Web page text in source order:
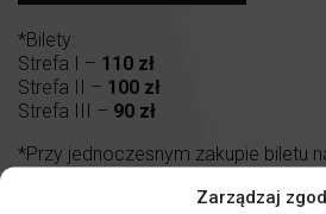
Zarządzaj
*Bilety:
Strefa I – 110 zł
Strefa II – 100 zł
Strefa III – 90 zł
*Przy jednoczesnym zakupie biletu
Filmowej, łączna cena za oba bilety